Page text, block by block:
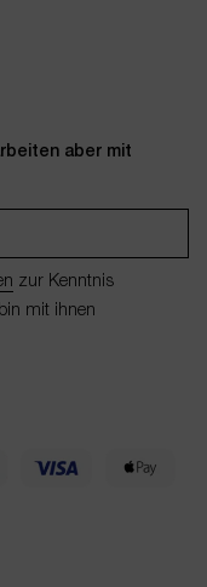
aber mit
zur Kenntnis
mit ihnen